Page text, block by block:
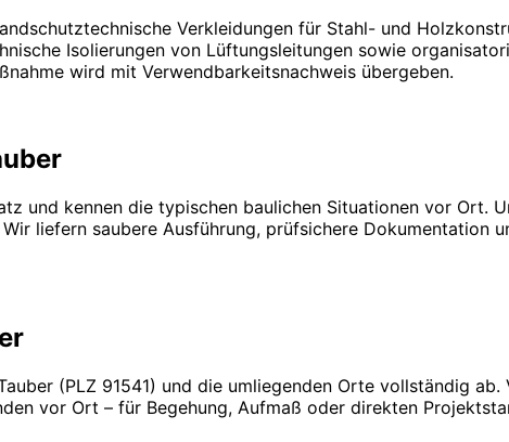
Verkleidungen für Stahl- und
Isolierungen von Lüftungsleitungen sowie
wird mit Verwendbarkeitsnachweis übergeben.
und kennen die typischen baulichen Situationen vor Ort.
liefern saubere Ausführung, prüfsichere Dokumentation
(PLZ 91541) und die umliegenden Orte vollständig
vor Ort – für Begehung, Aufmaß oder direkten